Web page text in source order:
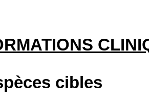
cibles